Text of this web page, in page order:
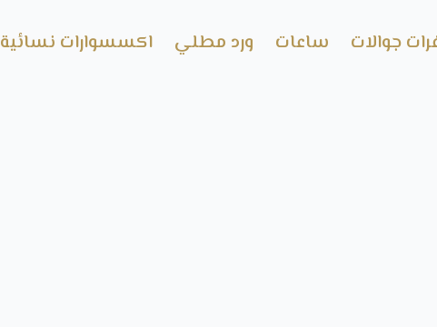
جوالات ساعات ورد مطلي اكسسوارات نسائية